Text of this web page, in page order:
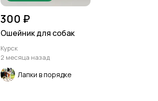
300 ₽
Ошейник для собак
Курск
2 месяца назад
Лапки в порядке